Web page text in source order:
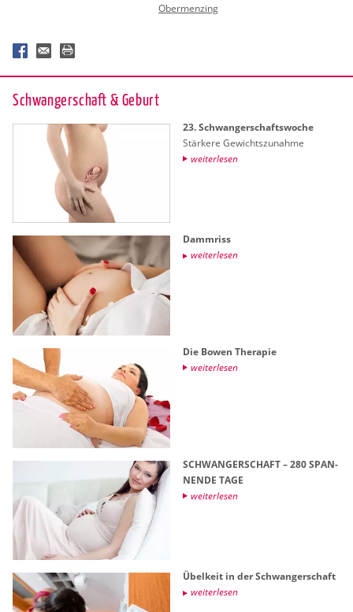
Obermenzing
Schwan­ger­schaft & Ge­burt
23. Schwan­ger­schafts­wo­che
Stär­ke­re Ge­wichts­zu­nah­me
wei­ter­le­sen
Damm­riss
wei­ter­le­sen
Die Bowen The­ra­pie
wei­ter­le­sen
SCHWAN­GER­SCHAFT – 280 SPAN­
NEN­DE TAGE
wei­ter­le­sen
Übel­keit in der Schwan­ger­schaft
wei­ter­le­sen